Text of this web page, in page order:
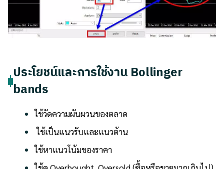
ประโยชน์และการใช้งาน Bollinger
bands
ใช้วัดความผันผวนของตลาด
ใช้เป็นแนวรับและแนวต้าน
ใช้หาแนวโน้มของราคา